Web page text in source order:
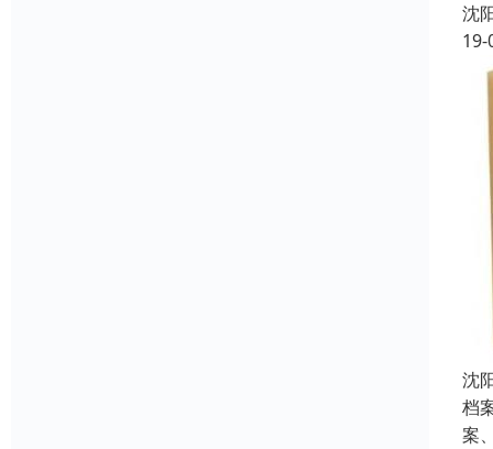
沈
19-
沈
档
案